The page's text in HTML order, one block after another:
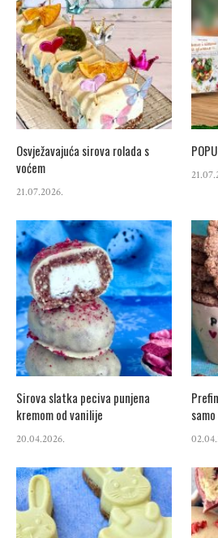
Osvježavajuća sirova rolada s
voćem
21.07.2026.
Sirova slatka peciva punjena
kremom od vanilije
20.04.2026.